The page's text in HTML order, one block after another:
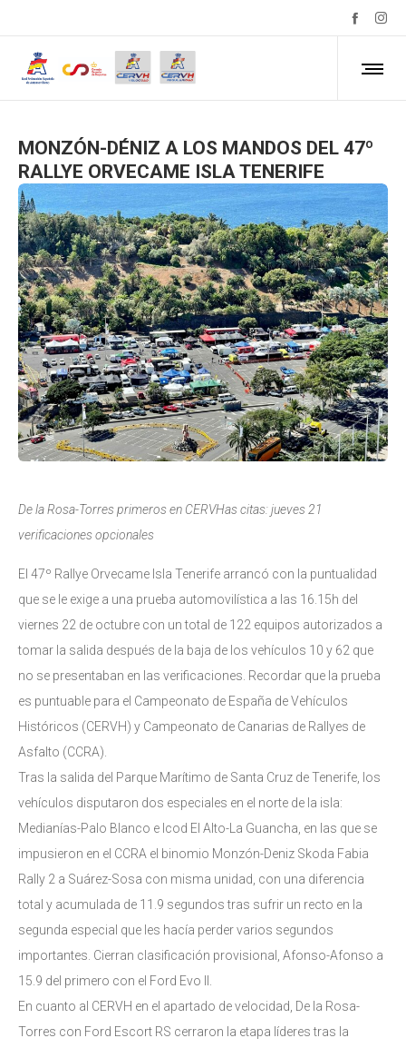
MONZÓN-DÉNIZ A LOS MANDOS DEL 47º
RALLYE ORVECAME ISLA TENERIFE
De la Rosa-Torres primeros en CERVHas citas: jueves 21
verificaciones opcionales
El 47º Rallye Orvecame Isla Tenerife arrancó con la puntualidad
que se le exige a una prueba automovilística a las 16.15h del
viernes 22 de octubre con un total de 122 equipos autorizados a
tomar la salida después de la baja de los vehículos 10 y 62 que
no se presentaban en las verificaciones. Recordar que la prueba
es puntuable para el Campeonato de España de Vehículos
Históricos (CERVH) y Campeonato de Canarias de Rallyes de
Asfalto (CCRA).
Tras la salida del Parque Marítimo de Santa Cruz de Tenerife, los
vehículos disputaron dos especiales en el norte de la isla:
Medianías-Palo Blanco e Icod El Alto-La Guancha, en las que se
impusieron en el CCRA el binomio Monzón-Deniz Skoda Fabia
Rally 2 a Suárez-Sosa con misma unidad, con una diferencia
total y acumulada de 11.9 segundos tras sufrir un recto en la
segunda especial que les hacía perder varios segundos
importantes. Cierran clasificación provisional, Afonso-Afonso a
15.9 del primero con el Ford Evo II.
En cuanto al CERVH en el apartado de velocidad, De la Rosa-
Torres con Ford Escort RS cerraron la etapa líderes tras la